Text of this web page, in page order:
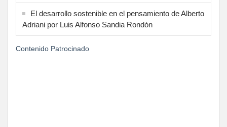
El desarrollo sostenible en el pensamiento de Alberto
Adriani por Luis Alfonso Sandia Rondón
Contenido Patrocinado